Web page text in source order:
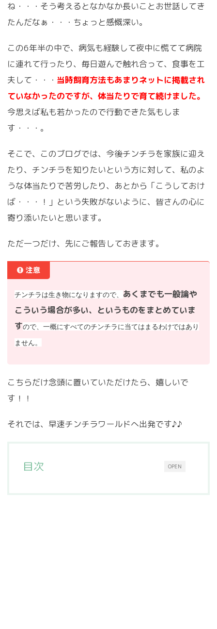
ね・・・そう考えるとなかなか長いことお世話してき
たんだなぁ・・・ちょっと感慨深い。
この6年半の中で、病気も経験して夜中に慌てて病院
に連れて行ったり、毎日遊んで触れ合って、食事を工
夫して・・・ 当時飼育方法もあまりネットに掲載され
ていなかったのですが、体当たりで育て続けました。
今思えば私も若かったので行動できた気もしま
す・・・。
そこで、このブログでは、今後チンチラを家族に迎え
たり、チンチラを知りたいという方に対して、私のよ
うな体当たりで苦労したり、あとから「こうしておけ
ば・・・！」という失敗がないように、皆さんの心に
寄り添いたいと思います。
ただ一つだけ、先にご報告しておきます。
注意
チンチラは生き物になりますので、 あくまでも一般論や
こういう場合が多い、というものをまとめていま
すので、一概にすべてのチンチラに当てはまるわけではあり
ません。
こちらだけ念頭に置いていただけたら、嬉しいで
す！！
それでは、早速チンチラワールドへ出発です♪♪
OPEN
目次